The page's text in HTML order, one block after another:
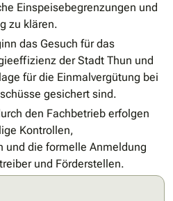
Einspeisebegrenzungen und
zu klären.
das Gesuch für das
der Stadt Thun und
für die Einmalvergütung bei
gesichert sind.
den Fachbetrieb erfolgen
Kontrollen,
und die formelle Anmeldung
und Förderstellen.